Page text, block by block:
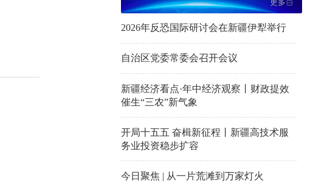
更多
2026年反恐国际研讨会在新疆伊犁举行
自治区党委常委会召开会议
新疆经济看点·年中经济观察丨财政提效
催生“三农”新气象
开局十五五 奋楫新征程丨新疆高技术服
务业投资稳步扩容
今日聚焦 | 从一片荒滩到万家灯火